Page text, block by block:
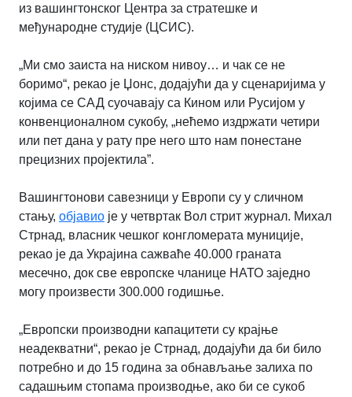
из вашингтонског Центра за стратешке и
међународне студије (ЦСИС).
„Ми смо заиста на ниском нивоу… и чак се не
боримо“, рекао је Џонс, додајући да у сценаријима у
којима се САД суочавају са Кином или Русијом у
конвенционалном сукобу, „нећемо издржати четири
или пет дана у рату пре него што нам понестане
прецизних пројектила”.
Вашингтонови савезници у Европи су у сличном
стању, објавио је у четвртак Вол стрит журнал. Михал
Стрнад, власник чешког конгломерата муниције,
рекао је да Украјина сажваће 40.000 граната
месечно, док све европске чланице НАТО заједно
могу произвести 300.000 годишње.
„Европски производни капацитети су крајње
неадекватни“, рекао је Стрнад, додајући да би било
потребно и до 15 година за обнављање залиха по
садашњим стопама производње, ако би се сукоб